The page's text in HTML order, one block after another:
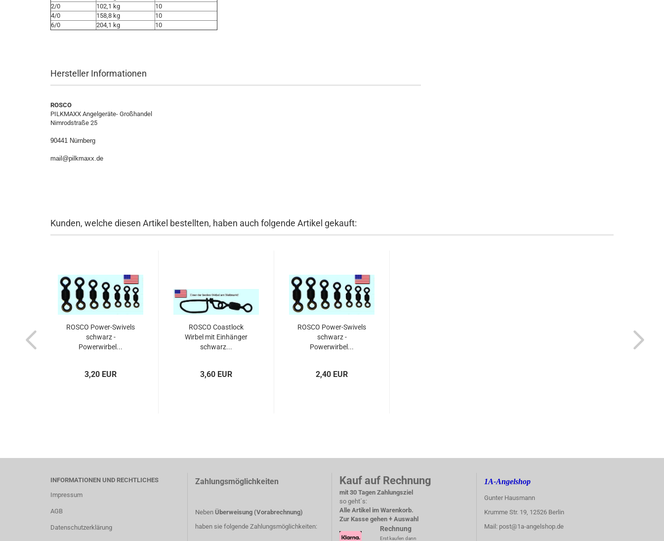
2/0
102,1 kg
10
4/0
158,8 kg
10
6/0
204,1 kg 10
Hersteller Informationen
ROSCO
PILKMAXX Angelgeräte- Großhandel
Nimrodstraße 25
90441 Nürnberg
mail@pilkmaxx.de
Kunden, welche diesen Artikel bestellten, haben auch folgende Artikel gekauft:
ROSCO Power-Swivels
schwarz -
Powerwirbel...
3,20 EUR
ROSCO Coastlock
Wirbel mit Einhänger
schwarz...
3,60 EUR
ROSCO Power-Swivels
schwarz -
Powerwirbel...
2,40 EUR
INFORMATIONEN UND RECHTLICHES
Impressum
AGB
Datenschutzerklärung
Zahlungsmöglichkeiten
NebenÜberweisung (Vorabrechnung)
haben sie folgende Zahlungsmöglichkeiten:
Kauf auf Rechnung
mit 30 Tagen Zahlungsziel
so geht´s:
Alle Artikel im Warenkorb.
Zur Kasse gehen + Auswahl
Rechnung
Erst kaufen dann
1A-Angelshop
Gunter Hausmann
Krumme Str. 19, 12526 Berlin
Mail: post@1a-angelshop.de